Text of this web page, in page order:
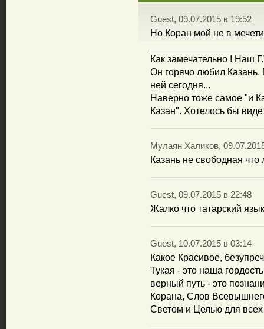
Guest, 09.07.2015 в 19:52
Но Коран мой не в
Как замечательно ! Наш
Он горячо любил Казань.
ней сегодня...
Наверно тоже самое "и
Казан". Хотелось бы
Мулаян Халиков,
Казань не свободная что
Guest, 09.07.2015 в 22:48
Жалко что татарский
Guest, 10.07.2015 в 03:14
Какое Красивое,
Тукая - это наша
верный путь - это
Корана, Слов
Светом и Целью для всех